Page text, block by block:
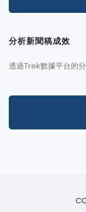
分析新聞稿成效
透過Trek數據平台的